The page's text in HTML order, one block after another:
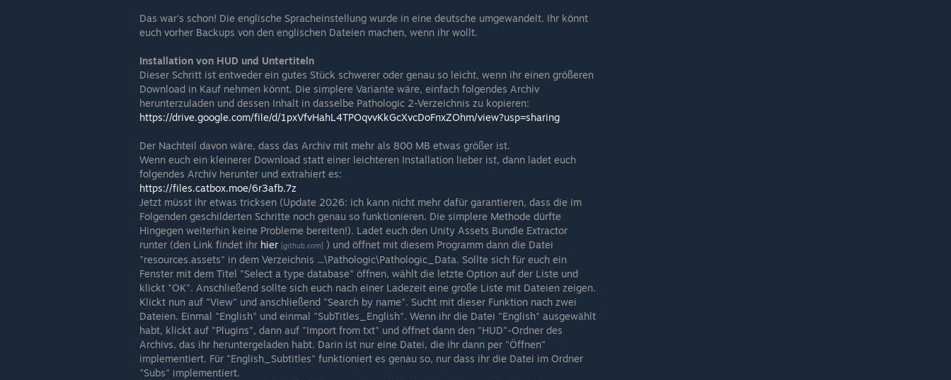
Das war's schon! Die englische Spracheinstellung wurde in eine deutsche umgewandelt. Ihr könnt
euch vorher Backups von den englischen Dateien machen, wenn ihr wollt.
Installation von HUD und Untertiteln
Dieser Schritt ist entweder ein gutes Stück schwerer oder genau so leicht, wenn ihr einen größeren
Download in Kauf nehmen könnt. Die simplere Variante wäre, einfach folgendes Archiv
herunterzuladen und dessen Inhalt in dasselbe Pathologic 2-Verzeichnis zu kopieren:
https://drive.google.com/file/d/1pxVfvHahL4TPOqvvKkGcXvcDoFnxZOhm/view?usp=sharing
Der Nachteil davon wäre, dass das Archiv mit mehr als 800 MB etwas größer ist.
Wenn euch ein kleinerer Download statt einer leichteren Installation lieber ist, dann ladet euch
folgendes Archiv herunter und extrahiert es:
https://files.catbox.moe/6r3afb.7z
Jetzt müsst ihr etwas tricksen (Update 2026: ich kann nicht mehr dafür garantieren, dass die im
Folgenden geschilderten Schritte noch genau so funktionieren. Die simplere Methode dürfte
Hingegen weiterhin keine Probleme bereiten!). Ladet euch den Unity Assets Bundle Extractor
runter (den Link findet ihr hier [github.com]
) und öffnet mit diesem Programm dann die Datei
"resources.assets" in dem Verzeichnis ...\Pathologic\Pathologic_Data. Sollte sich für euch ein
Fenster mit dem Titel "Select a type database" öffnen, wählt die letzte Option auf der Liste und
klickt "OK". Anschließend sollte sich euch nach einer Ladezeit eine große Liste mit Dateien zeigen.
Klickt nun auf "View" und anschließend "Search by name". Sucht mit dieser Funktion nach zwei
Dateien. Einmal "English" und einmal "SubTitles_English". Wenn ihr die Datei "English" ausgewählt
habt, klickt auf "Plugins", dann auf "Import from txt" und öffnet dann den "HUD"-Ordner des
Archivs, das ihr heruntergeladen habt. Darin ist nur eine Datei, die ihr dann per "Öffnen"
implementiert. Für "English_Subtitles" funktioniert es genau so, nur dass ihr die Datei im Ordner
"Subs" implementiert.